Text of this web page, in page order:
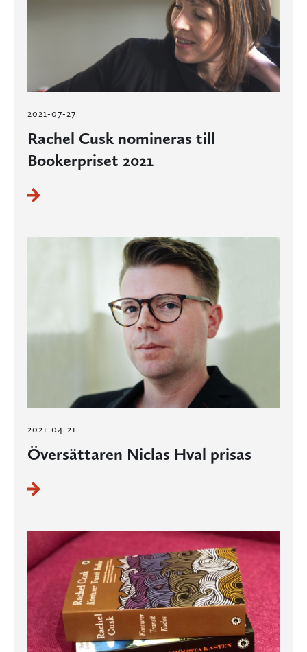
2021-07-27
Rachel Cusk nomineras till
Bookerpriset 2021
2021-04-21
Översättaren Niclas Hval prisas